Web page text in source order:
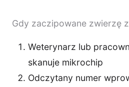
Gdy zaczipowane zwierzę
Weterynarz lub
skanuje mikrochip
Odczytany numer